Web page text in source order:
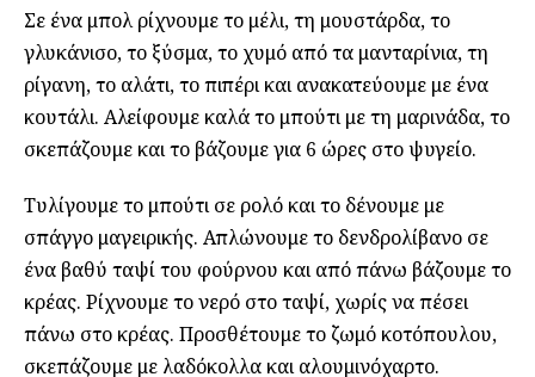
Σε ένα μπολ ρίχνουμε το μέλι, τη μουστάρδα, το
γλυκάνισο, το ξύσμα, το χυμό από τα μανταρίνια, τη
ρίγανη, το αλάτι, το πιπέρι και ανακατεύουμε με ένα
κουτάλι. Αλείφουμε καλά το μπούτι με τη μαρινάδα, το
σκεπάζουμε και το βάζουμε για 6 ώρες στο ψυγείο.
Τυλίγουμε το μπούτι σε ρολό και το δένουμε με
σπάγγο μαγειρικής. Απλώνουμε το δενδρολίβανο σε
ένα βαθύ ταψί του φούρνου και από πάνω βάζουμε το
κρέας. Ρίχνουμε το νερό στο ταψί, χωρίς να πέσει
πάνω στο κρέας. Προσθέτουμε το ζωμό κοτόπουλου,
σκεπάζουμε με λαδόκολλα και αλουμινόχαρτο.